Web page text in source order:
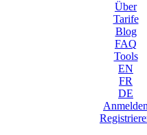
Über
Tarife
Blog
FAQ
Tools
EN
FR
DE
Anmelden